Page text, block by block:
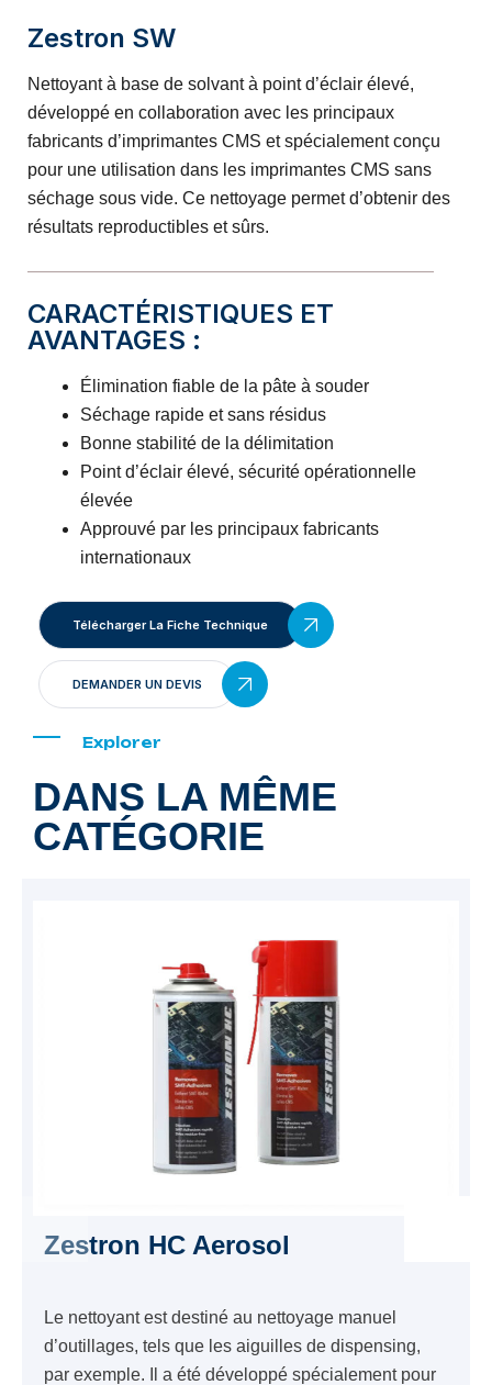
Zestron SW
Nettoyant à base de solvant à point d’éclair élevé,
développé en collaboration avec les principaux
fabricants d’imprimantes CMS et spécialement conçu
pour une utilisation dans les imprimantes CMS sans
séchage sous vide. Ce nettoyage permet d’obtenir des
résultats reproductibles et sûrs.
CARACTÉRISTIQUES ET
AVANTAGES :
Élimination fiable de la pâte à souder
Séchage rapide et sans résidus
Bonne stabilité de la délimitation
Point d’éclair élevé, sécurité opérationnelle
élevée
Approuvé par les principaux fabricants
internationaux
Télécharger La Fiche Technique
DEMANDER UN DEVIS
Explorer
DANS LA MÊME
CATÉGORIE
Zestron HC Aerosol
Le nettoyant est destiné au nettoyage manuel
d’outillages, tels que les aiguilles de dispensing,
par exemple. Il a été développé spécialement pour